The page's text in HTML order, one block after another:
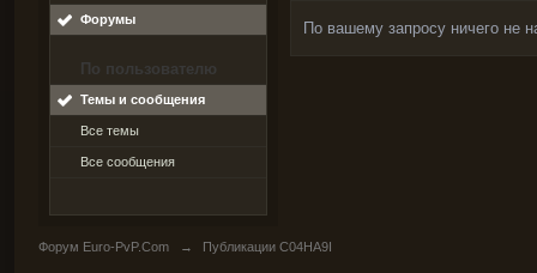
Форумы
По пользователю
Темы и сообщения
Все темы
Все сообщения
По вашему запросу ничего не
Форум Euro-PvP.Com → Публикации C04HA9I